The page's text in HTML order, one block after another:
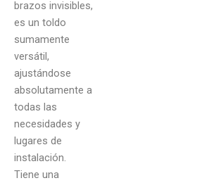
brazos invisibles,
es un toldo
sumamente
versátil,
ajustándose
absolutamente a
todas las
necesidades y
lugares de
instalación.
Tiene una